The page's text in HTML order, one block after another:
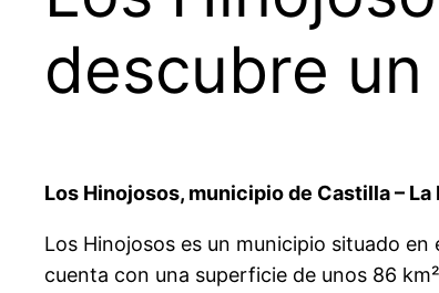
descubre
Los Hinojosos, municipio de Castilla – La
Los Hinojosos es un municipio situado
cuenta con una superficie de unos 86